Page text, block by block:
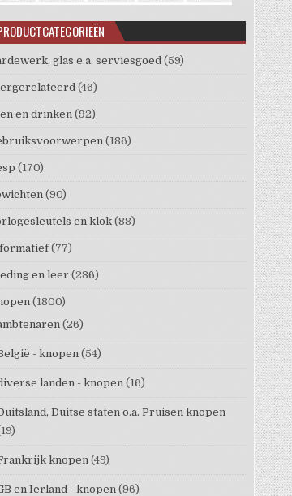
glas e.a. serviesgoed (59)
(46)
en drinken (92)
(186)
(170)
(90)
en klok (88)
(77)
en leer (236)
(1800)
(26)
- knopen (54)
landen - knopen (16)
Duitse staten o.a. Pruisen knopen
knopen (49)
en Ierland - knopen (96)